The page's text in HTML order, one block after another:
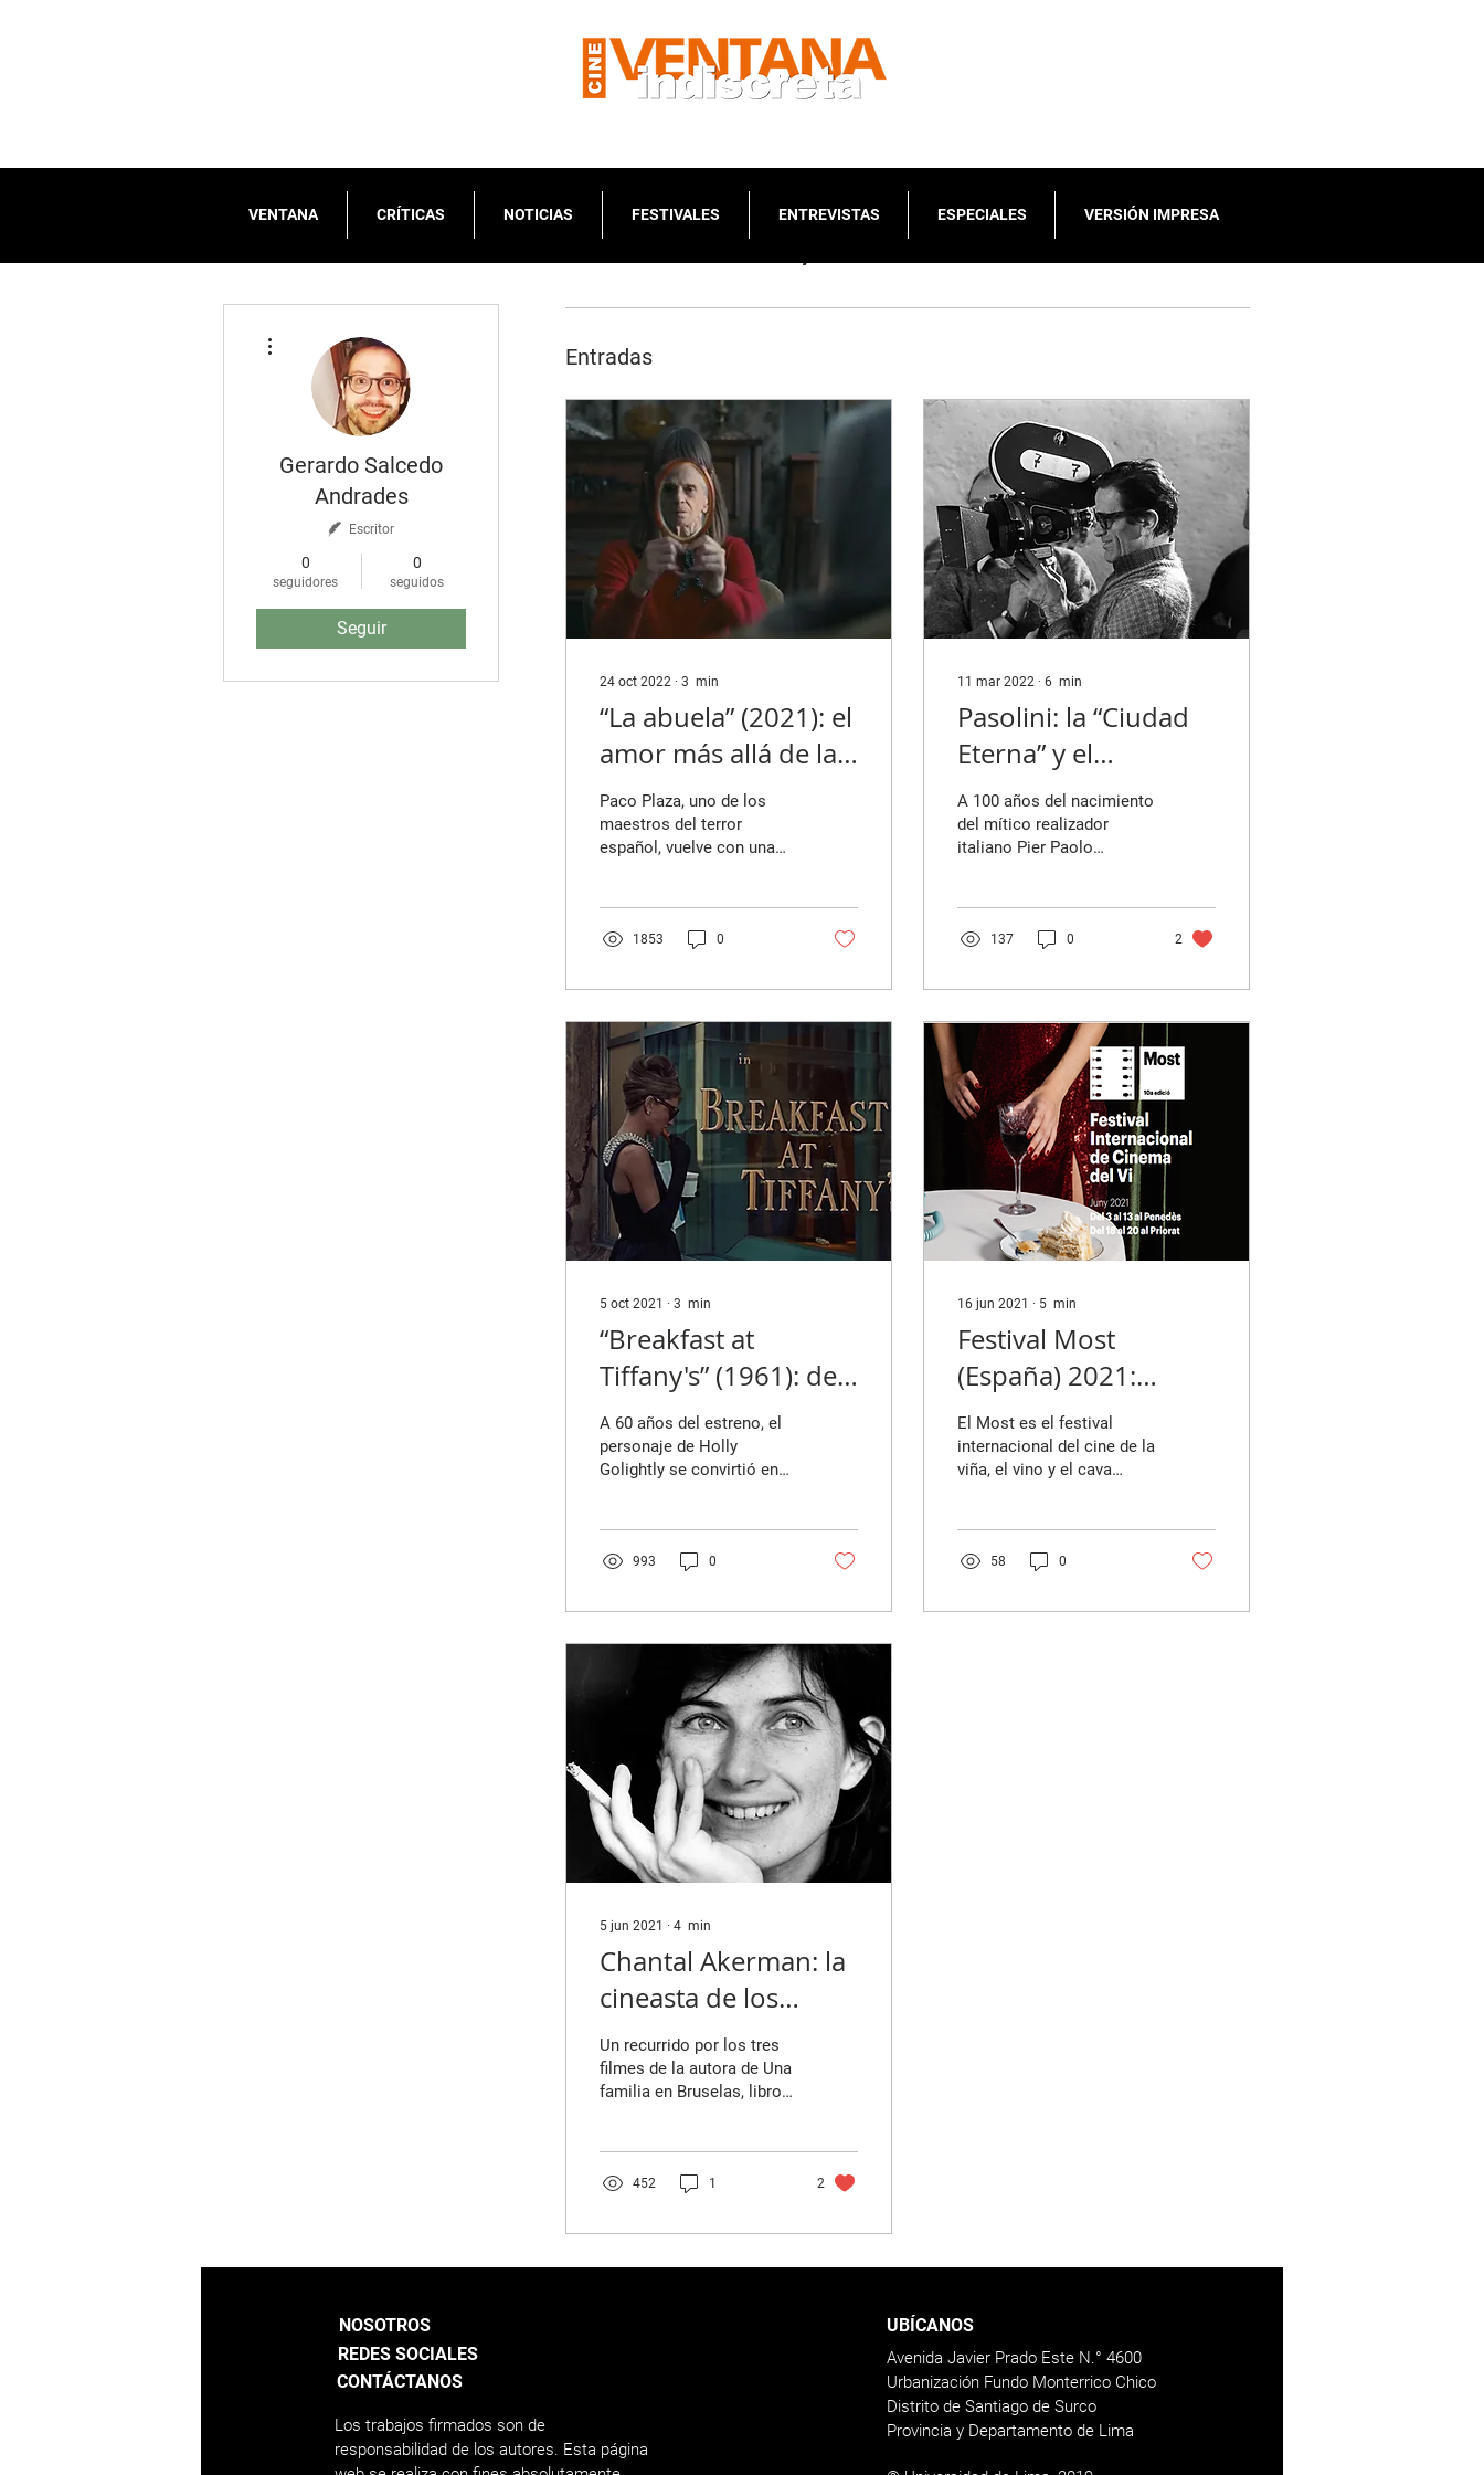
Entradas
24 oct 2022 ∙ 3 min
“La abuela” (2021): el
amor más allá de la
muerte
Paco Plaza, uno de los
maestros del terror
español, vuelve con una
1853 0
11 mar 2022 ∙ 6 min
Pasolini: la “Ciudad
Eterna” y el
vandalismo
neofascista
A 100 años del nacimiento
del mítico realizador
italiano Pier Paolo
137 0 2
5 oct 2021 ∙ 3 min
“Breakfast at
Tiffany's” (1961): de
Capote a Hepburn
A 60 años del estreno, el
personaje de Holly
Golightly se convirtió en
993 0
16 jun 2021 ∙ 5 min
Festival Most
(España) 2021:
brotes de vino y
cortometraje
El Most es el festival
internacional del cine de la
viña, el vino y el cava
58 0
5 jun 2021 ∙ 4 min
Chantal Akerman: la
cineasta de los
espacios cotidianos
Un recurrido por los tres
filmes de la autora de Una
familia en Bruselas, libro
452 1 2
Gerardo Salcedo
Andrades
Escritor
0
seguidores
0
seguidos
Seguir
VENTANA CRÍTICAS NOTICIAS FESTIVALES ENTREVISTAS ESPECIALES VERSIÓN IMPRESA
NOSOTROS
REDES SOCIALES
CONTÁCTANOS
Los trabajos firmados son de
responsabilidad de los autores. Esta página
UBÍCANOS
Avenida Javier Prado Este N.° 4600
Urbanización Fundo Monterrico Chico
Distrito de Santiago de Surco
Provincia y Departamento de Lima